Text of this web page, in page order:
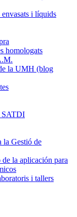
i líquids
homologats
la UMH (blog
SATDI
la Gestió de
la aplicación para
i tallers